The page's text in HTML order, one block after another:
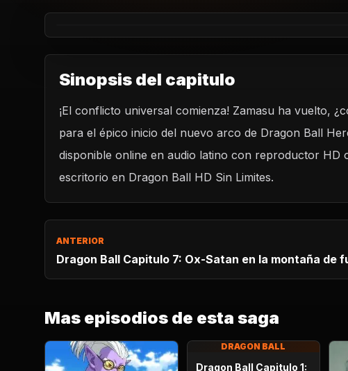
REPRODUCIR CAPITULO
Dragon Ball Heroes Capitulo 7: ¡¿Zamasu revivió?! ¡Se
el telón en el Arco del Conflicto Universal!
CARGAR REPRODUCTOR
Sinopsis del capitulo
¡El conflicto universal comienza! Zamasu ha vuelto,
para el épico inicio del nuevo arco de Dragon Ball
disponible online en audio latino con reproductor HD
escritorio en Dragon Ball HD Sin Limites.
ANTERIOR
Dragon Ball Capitulo 7: Ox-Satan en la montaña de
Mas episodios de esta saga
DRAGON BALL
Dragon Ball Capitulo 1: